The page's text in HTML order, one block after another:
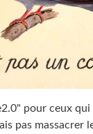
pour ceux
pas massacrer